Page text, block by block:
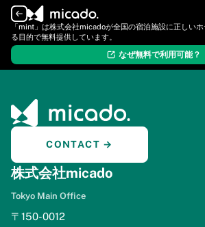
「mint」は株式会社micadoが全国の宿泊施設に正しい
る目的で無料提供しています。
なぜ無料で利用可能？
CONTACT →
株式会社micado
Tokyo Main Office
〒150-0012